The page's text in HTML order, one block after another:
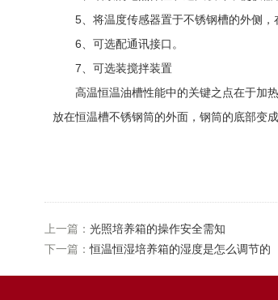
5、将温度传感器置于不锈钢槽的外侧，
6、可选配通讯接口。
7、可选装搅拌装置
高温恒温油槽性能中的关键之点在于加热
放在恒温槽不锈钢筒的外面，钢筒的底部变
上一篇： 光照培养箱的操作安全需知
下一篇：恒温恒湿培养箱的湿度是怎么调节的